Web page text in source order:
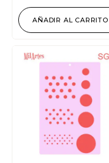
AÑADIR AL CARRITO